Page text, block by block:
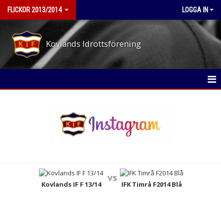
FLICKOR 2013/2014 LOGGA IN
Kovlands Idrottsförening
Kovlands IF F 13/14
vs
IFK Timrå F2014 Blå